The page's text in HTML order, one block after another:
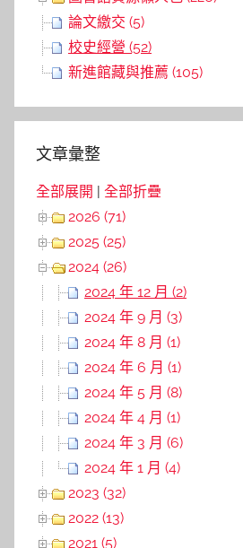
論文繳交 (5)
校史經營 (52)
新進館藏與推薦 (105)
文章彙整
全部展開 | 全部折疊
2026 (71)
2025 (25)
2024 (26)
2024 年 12 月 (2)
2024 年 9 月 (3)
2024 年 8 月 (1)
2024 年 6 月 (1)
2024 年 5 月 (8)
2024 年 4 月 (1)
2024 年 3 月 (6)
2024 年 1 月 (4)
2023 (32)
2022 (13)
2021 (5)